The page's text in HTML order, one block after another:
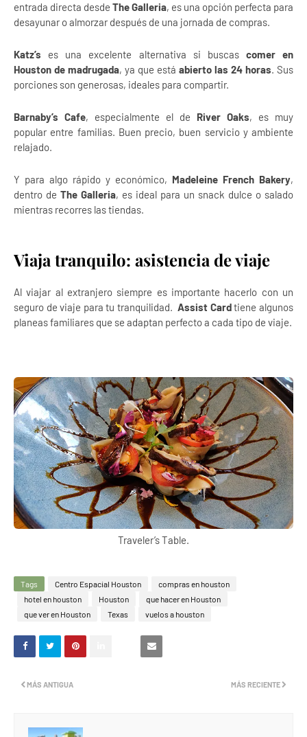
entrada directa desde The Galleria, es una opción perfecta para
desayunar o almorzar después de una jornada de compras.
Katz’s es una excelente alternativa si buscas comer en
Houston de madrugada, ya que está abierto las 24 horas. Sus
porciones son generosas, ideales para compartir.
Barnaby’s Cafe, especialmente el de River Oaks, es muy
popular entre familias. Buen precio, buen servicio y ambiente
relajado.
Y para algo rápido y económico, Madeleine French Bakery,
dentro de The Galleria, es ideal para un snack dulce o salado
mientras recorres las tiendas.
Viaja tranquilo: asistencia de viaje
Al viajar al extranjero siempre es importante hacerlo con un
seguro de viaje para tu tranquilidad.Assist Cardtiene algunos
planeas familiares que se adaptan perfecto a cada tipo de viaje.
Traveler’s Table.
Tags Centro Espacial Houston
compras en houston
hotel en houston
Houston
que hacer en Houston
que ver en Houston
Texas vuelos a houston
MÁS RECIENTE
MÁS ANTIGUA